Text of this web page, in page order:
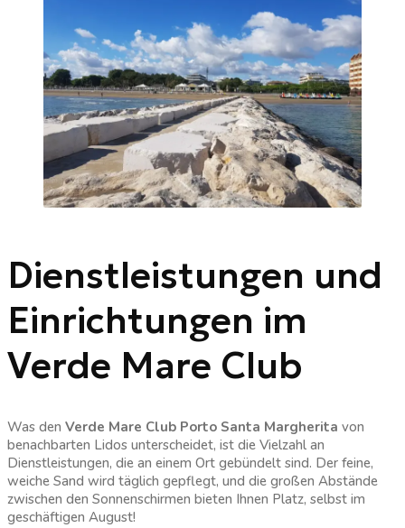
Dienstleistungen und
Einrichtungen im
Verde Mare Club
Was den Verde Mare Club Porto Santa Margherita von
benachbarten Lidos unterscheidet, ist die Vielzahl an
Dienstleistungen, die an einem Ort gebündelt sind. Der feine,
weiche Sand wird täglich gepflegt, und die großen Abstände
zwischen den Sonnenschirmen bieten Ihnen Platz, selbst im
geschäftigen August!